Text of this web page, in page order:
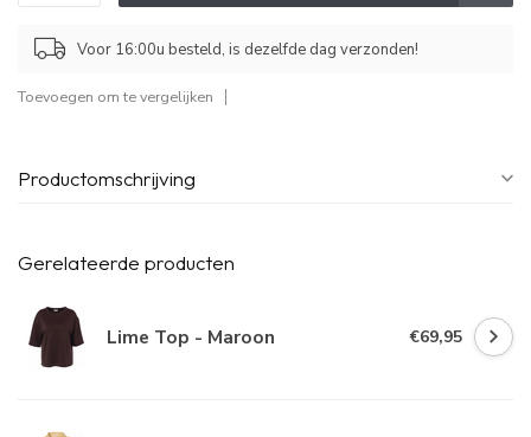
Voor 16:00u besteld, is dezelfde dag verzonden!
Toevoegen om te vergelijken
Productomschrijving
Gerelateerde producten
Lime Top - Maroon €69,95